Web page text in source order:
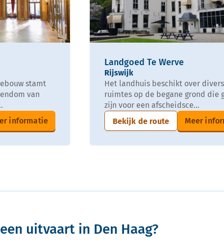
stamt
van
informatie
Landgoed Te Werve
Rijswijk
Het landhuis beschikt over
ruimtes op de begane grond die
zijn voor een afscheidsce...
Bekijk de route
Meer
uitvaart in Den Haag?